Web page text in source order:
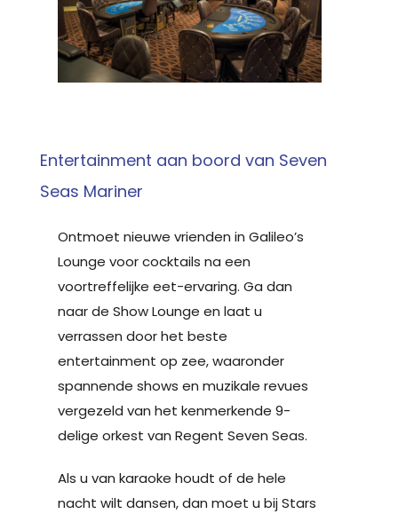
Entertainment aan boord van Seven
Seas Mariner
Ontmoet nieuwe vrienden in Galileo’s
Lounge voor cocktails na een
voortreffelijke eet-ervaring. Ga dan
naar de Show Lounge en laat u
verrassen door het beste
entertainment op zee, waaronder
spannende shows en muzikale revues
vergezeld van het kenmerkende 9-
delige orkest van Regent Seven Seas.
Als u van karaoke houdt of de hele
nacht wilt dansen, dan moet u bij Stars